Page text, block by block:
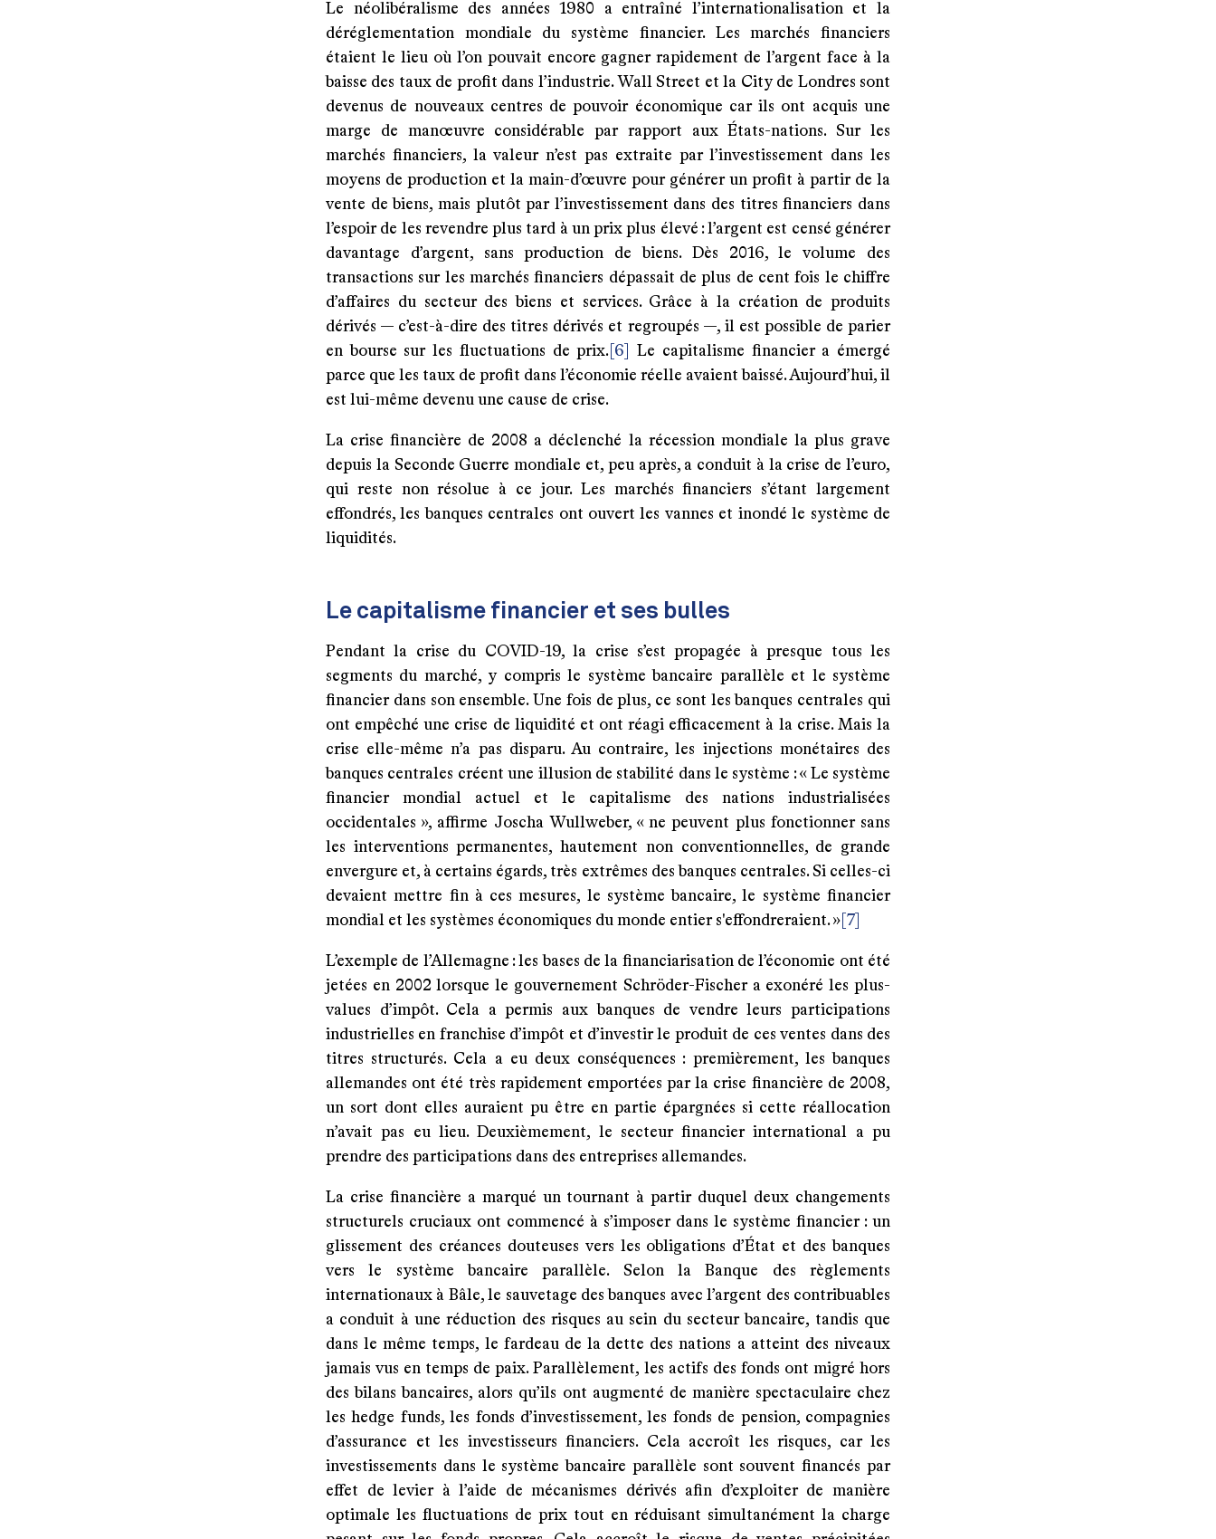
Le néolibéralisme des années 1980 a entraîné l’internationalisation et la
déréglementation mondiale du système financier. Les marchés financiers
étaient le lieu où l’on pouvait encore gagner rapidement de l’argent face à la
baisse des taux de profit dans l’industrie. Wall Street et la City de Londres sont
devenus de nouveaux centres de pouvoir économique car ils ont acquis une
marge de manœuvre considérable par rapport aux États-nations. Sur les
marchés financiers, la valeur n’est pas extraite par l’investissement dans les
moyens de production et la main-d’œuvre pour générer un profit à partir de la
vente de biens, mais plutôt par l’investissement dans des titres financiers dans
l’espoir de les revendre plus tard à un prix plus élevé : l’argent est censé générer
davantage d’argent, sans production de biens. Dès 2016, le volume des
transactions sur les marchés financiers dépassait de plus de cent fois le chiffre
d’affaires du secteur des biens et services. Grâce à la création de produits
dérivés — c’est-à-dire des titres dérivés et regroupés —, il est possible de parier
en bourse sur les fluctuations de prix. [6]
Le capitalisme financier a émergé
parce que les taux de profit dans l’économie réelle avaient baissé. Aujourd’hui, il
est lui-même devenu une cause de crise.
La crise financière de 2008 a déclenché la récession mondiale la plus grave
depuis la Seconde Guerre mondiale et, peu après, a conduit à la crise de l’euro,
qui reste non résolue à ce jour. Les marchés financiers s’étant largement
effondrés, les banques centrales ont ouvert les vannes et inondé le système de
liquidités.
Le capitalisme financier et ses bulles
Pendant la crise du COVID-19, la crise s’est propagée à presque tous les
segments du marché, y compris le système bancaire parallèle et le système
financier dans son ensemble. Une fois de plus, ce sont les banques centrales qui
ont empêché une crise de liquidité et ont réagi efficacement à la crise. Mais la
crise elle-même n’a pas disparu. Au contraire, les injections monétaires des
banques centrales créent une illusion de stabilité dans le système : « Le système
financier mondial actuel et le capitalisme des nations industrialisées
occidentales », affirme Joscha Wullweber, « ne peuvent plus fonctionner sans
les interventions permanentes, hautement non conventionnelles, de grande
envergure et, à certains égards, très extrêmes des banques centrales. Si celles-ci
devaient mettre fin à ces mesures, le système bancaire, le système financier
mondial et les systèmes économiques du monde entier s'effondreraient. » [7]
L’exemple de l’Allemagne : les bases de la financiarisation de l’économie ont été
jetées en 2002 lorsque le gouvernement Schröder-Fischer a exonéré les plus-
values d’impôt. Cela a permis aux banques de vendre leurs participations
industrielles en franchise d’impôt et d’investir le produit de ces ventes dans des
titres structurés. Cela a eu deux conséquences : premièrement, les banques
allemandes ont été très rapidement emportées par la crise financière de 2008,
un sort dont elles auraient pu être en partie épargnées si cette réallocation
n’avait pas eu lieu. Deuxièmement, le secteur financier international a pu
prendre des participations dans des entreprises allemandes.
La crise financière a marqué un tournant à partir duquel deux changements
structurels cruciaux ont commencé à s’imposer dans le système financier : un
glissement des créances douteuses vers les obligations d’État et des banques
vers le système bancaire parallèle. Selon la Banque des règlements
internationaux à Bâle, le sauvetage des banques avec l’argent des contribuables
a conduit à une réduction des risques au sein du secteur bancaire, tandis que
dans le même temps, le fardeau de la dette des nations a atteint des niveaux
jamais vus en temps de paix. Parallèlement, les actifs des fonds ont migré hors
des bilans bancaires, alors qu’ils ont augmenté de manière spectaculaire chez
les hedge funds, les fonds d’investissement, les fonds de pension, compagnies
d’assurance et les investisseurs financiers. Cela accroît les risques, car les
investissements dans le système bancaire parallèle sont souvent financés par
effet de levier à l’aide de mécanismes dérivés afin d’exploiter de manière
optimale les fluctuations de prix tout en réduisant simultanément la charge